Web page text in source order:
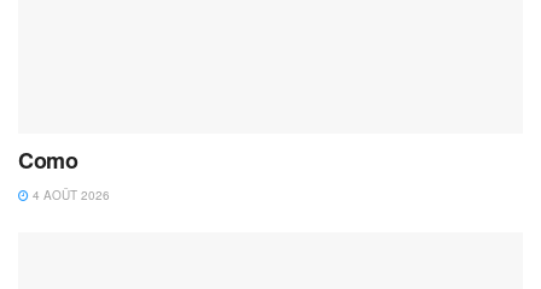
Como
4 AOÛT 2026